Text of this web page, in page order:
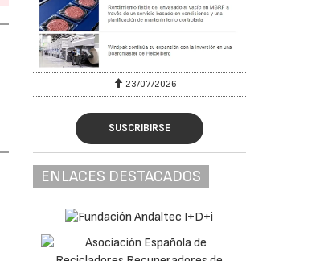
23/07/2026
SUSCRIBIRSE
ENLACES DESTACADOS